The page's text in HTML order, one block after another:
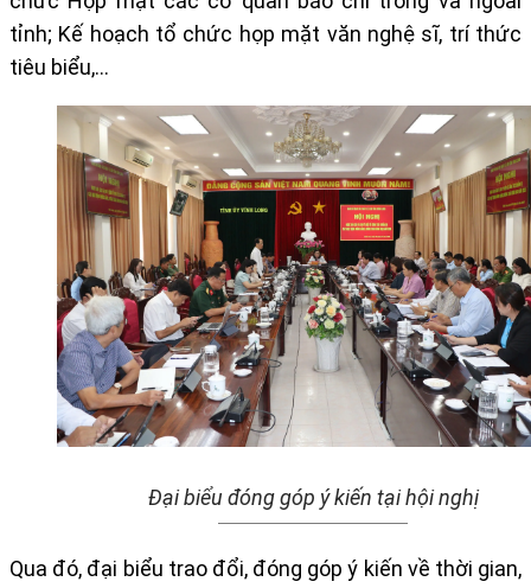
tỉnh; Kế hoạch tổ chức họp mặt văn nghệ sĩ, trí thức
tiêu biểu,…
Đại biểu đóng góp ý kiến tại hội nghị
Qua đó, đại biểu trao đổi, đóng góp ý kiến về thời gian,